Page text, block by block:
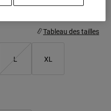
Tableau des tailles
L XL